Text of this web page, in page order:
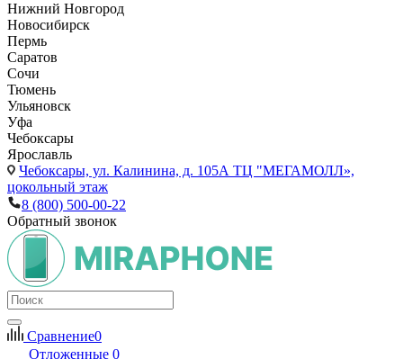
Нижний Новгород
Новосибирск
Пермь
Саратов
Сочи
Тюмень
Ульяновск
Уфа
Чебоксары
Ярославль
Чебоксары, ул. Калинина, д. 105А ТЦ "МЕГАМОЛЛ»,
цокольный этаж
8 (800) 500-00-22
Обратный звонок
Сравнение0
Отложенные 0